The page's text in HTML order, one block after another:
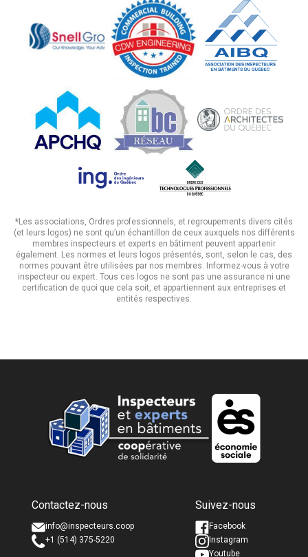
*Les associations, Ordres professionnels, et regroupements divers cités
(et leurs logos) ne sont qu’un échantillon de ceux auxquels nos différents
membres inspecteurs et experts en bâtiment peuvent appartenir
également. Les normes et leurs logos présentés, sont, selon le cas, des
normes pouvant être utilisées par nos membres. Informez-vous à votre
inspecteur ou expert. Tous ces logos ne sont pas une assurance ni une
certification de quoi que cela soit, et appartiennent aux entreprises et
entités respectives.
Nom complet *
Courriel *
Nom complet *
Courriel *
Contactez-nous
info@inspecteurs.coop
+1 (514) 375-5220
Suivez-nous
Facebook
Instagram
Youtube